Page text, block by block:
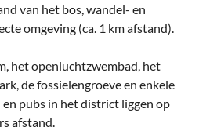
van het bos, wandel- en
omgeving (ca. 1 km afstand).
het openluchtzwembad, het
de fossielengroeve en enkele
pubs in het district liggen op
afstand.